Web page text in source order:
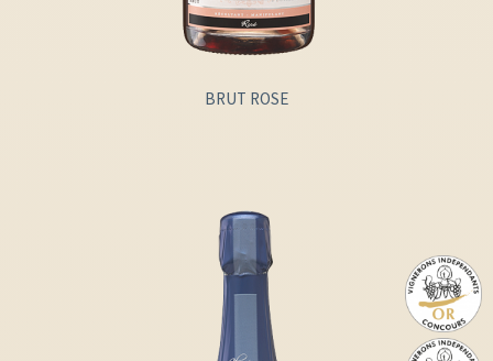
BRUT ROSE